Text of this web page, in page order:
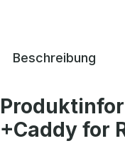
Beschreibung
+Caddy for